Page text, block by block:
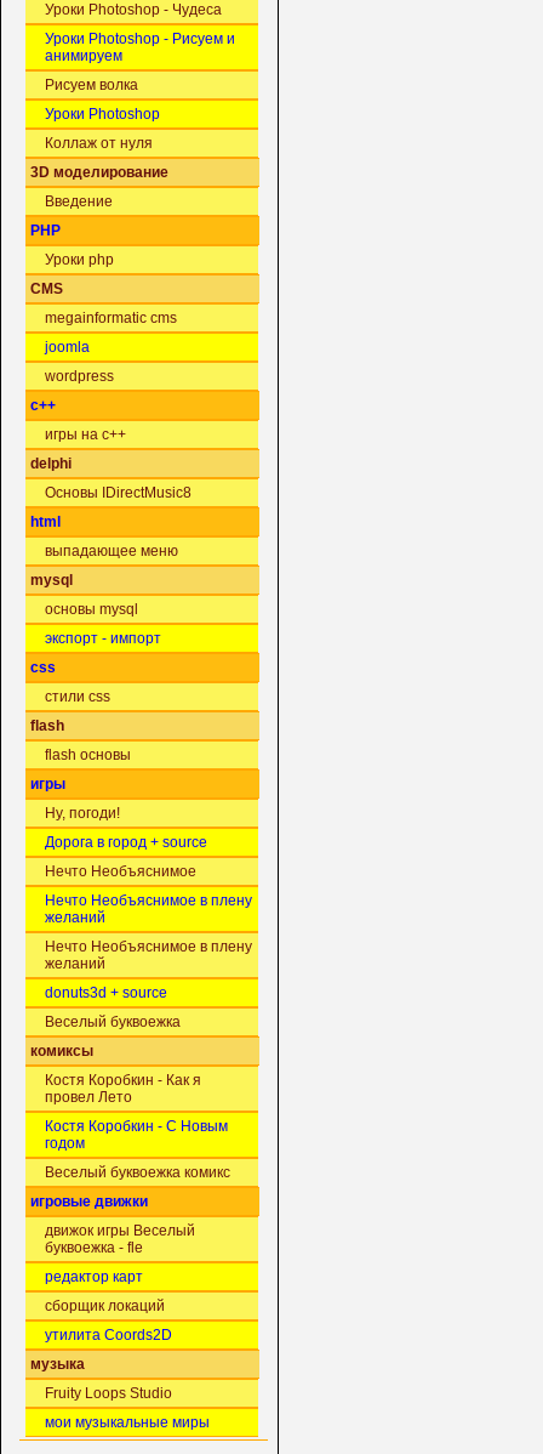
Уроки Photoshop - Чудеса
Уроки Photoshop - Рисуем и
анимируем
Рисуем волка
Уроки Photoshop
Коллаж от нуля
3D моделирование
Введение
PHP
Уроки php
CMS
megainformatic cms
joomla
wordpress
c++
игры на c++
delphi
Основы IDirectMusic8
html
выпадающее меню
mysql
основы mysql
экспорт - импорт
css
стили css
flash
flash основы
игры
Ну, погоди!
Дорога в город + source
Нечто Необъяснимое
Нечто Необъяснимое в плену
желаний
Нечто Необъяснимое в плену
желаний
donuts3d + source
Веселый буквоежка
комиксы
Костя Коробкин - Как я
провел Лето
Костя Коробкин - С Новым
годом
Веселый буквоежка комикс
игровые движки
движок игры Веселый
буквоежка - fle
редактор карт
сборщик локаций
утилита Coords2D
музыка
Fruity Loops Studio
мои музыкальные миры